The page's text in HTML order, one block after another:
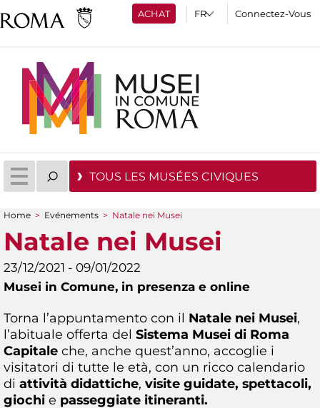
ACHAT Connectez-Vous
TOUS LES MUSÉES CIVIQUES
You are here
Home > Evénements > Natale nei Musei
Natale nei Musei
23/12/2021 - 09/01/2022
Musei in Comune, in presenza e online
Torna l’appuntamento con il Natale nei Musei,
l’abituale offerta del Sistema Musei di Roma
Capitale che, anche quest’anno, accoglie i
visitatori di tutte le età, con un ricco calendario
di attività didattiche, visite guidate, spettacoli,
giochi e passeggiate itineranti.